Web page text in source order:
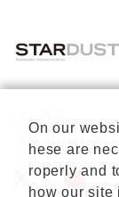
プライバシーポ
お問い合わせ
About Us
公式X
公式
On our
hese are
roperly and
how our site